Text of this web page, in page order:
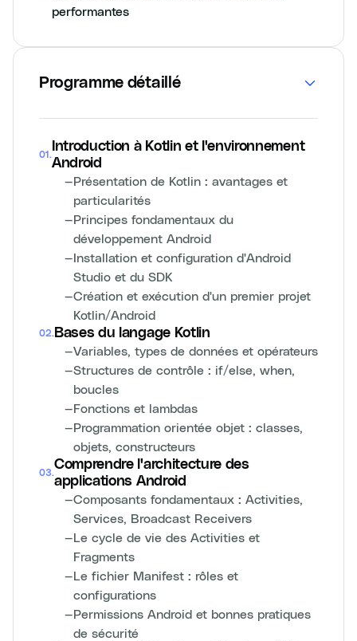
performantes
Programme détaillé
01 .
Introduction à Kotlin et l'environnement
Android
—Présentation de Kotlin : avantages et
particularités
—Principes fondamentaux du
développement Android
—Installation et configuration d'Android
Studio et du SDK
—Création et exécution d'un premier projet
Kotlin/Android
02. Bases du langage Kotlin
—Variables, types de données et opérateurs
—Structures de contrôle : if/else, when,
boucles
—Fonctions et lambdas
—Programmation orientée objet : classes,
objets, constructeurs
03.
Comprendre l'architecture des
applications Android
—Composants fondamentaux : Activities,
Services, Broadcast Receivers
—Le cycle de vie des Activities et
Fragments
—Le fichier Manifest : rôles et
configurations
—Permissions Android et bonnes pratiques
de sécurité